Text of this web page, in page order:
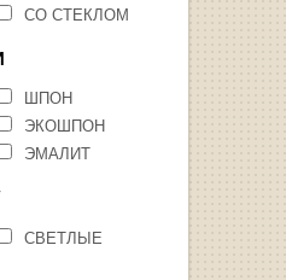
СО СТЕКЛОМ
ШПОН
ЭКОШПОН
ЭМАЛИТ
СВЕТЛЫЕ